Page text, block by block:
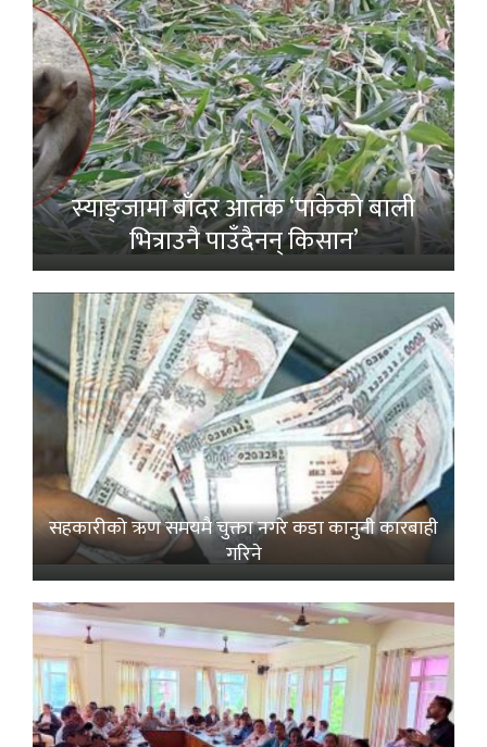
स्याङ्जामा बाँदर आतंक ‘पाकेको बाली
भित्राउनै पाउँदैनन् किसान’
सहकारीको ऋण समयमै चुक्ता नगरे कडा कानुनी कारबाही
गरिने